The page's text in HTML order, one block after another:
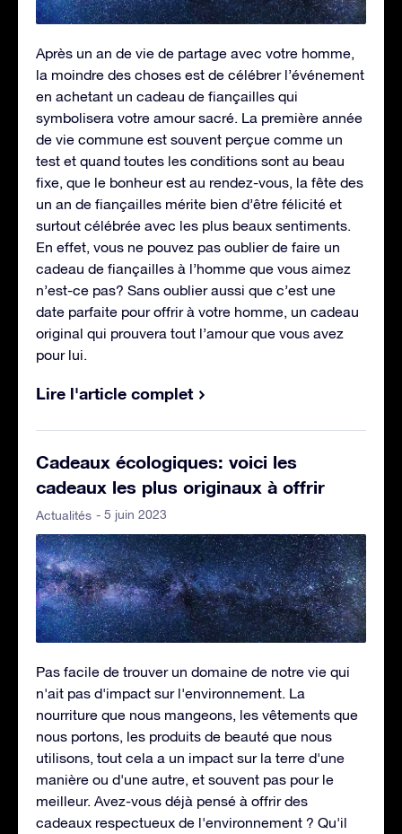
Après un an de vie de partage avec votre homme,
la moindre des choses est de célébrer l’événement
en achetant un cadeau de fiançailles qui
symbolisera votre amour sacré. La première année
de vie commune est souvent perçue comme un
test et quand toutes les conditions sont au beau
fixe, que le bonheur est au rendez-vous, la fête des
un an de fiançailles mérite bien d’être félicité et
surtout célébrée avec les plus beaux sentiments.
En effet, vous ne pouvez pas oublier de faire un
cadeau de fiançailles à l’homme que vous aimez
n’est-ce pas? Sans oublier aussi que c’est une
date parfaite pour offrir à votre homme, un cadeau
original qui prouvera tout l’amour que vous avez
pour lui.
Lire l'article complet
Cadeaux écologiques: voici les
cadeaux les plus originaux à offrir
Actualités - 5 juin 2023
Pas facile de trouver un domaine de notre vie qui
n'ait pas d'impact sur l'environnement. La
nourriture que nous mangeons, les vêtements que
nous portons, les produits de beauté que nous
utilisons, tout cela a un impact sur la terre d'une
manière ou d'une autre, et souvent pas pour le
meilleur. Avez-vous déjà pensé à offrir des
cadeaux respectueux de l'environnement ? Qu'il